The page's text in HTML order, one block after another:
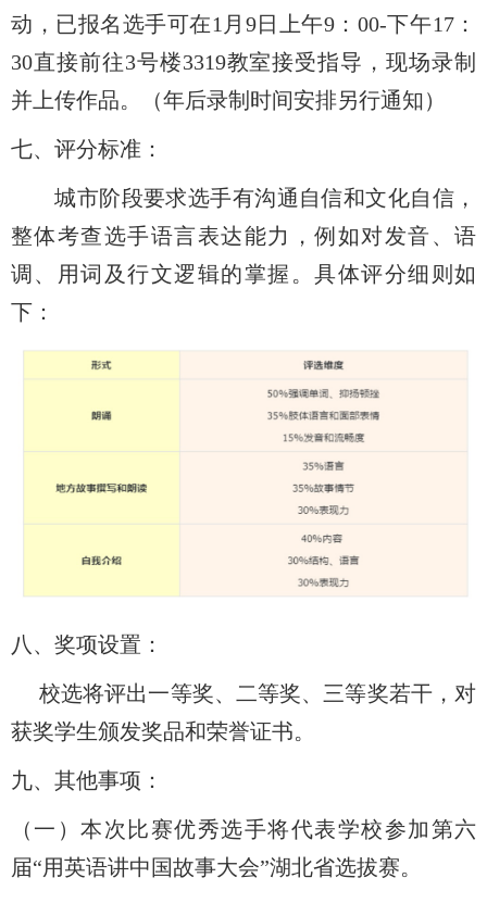
动，已报名选手可在1 月 9日上午9： 00-下午17：
30直接前往3号楼3319教室接受指导，现场录制
并上传作品。（年后录制时间安排另行通知）
七、评分标准：
城市阶段要求选手有沟通自信和文化自信，
整体考查选手语言表达能力，例如对发音、语
调、用词及行文逻辑的掌握。具体评分细则如
下：
八、奖项设置：
校选将评出一等奖、二等奖、三等奖若干，对
获奖学生颁发奖品和荣誉证书。
九、其他事项：
（一）本次比赛优秀选手将代表学校参加第六
届“用英语讲中国故事大会”湖北省选拔赛。